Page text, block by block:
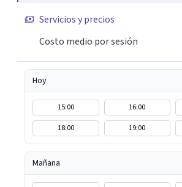
paso para encontrar soluciones.
Servicios y precios
Costo medio por sesión
Hoy
15:00 16:00
18:00
19:00
Mañana